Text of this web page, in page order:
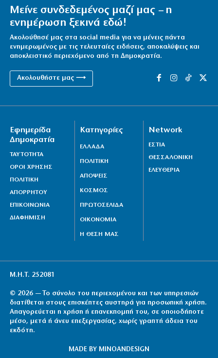
Μείνε συνδεδεμένος μαζί μας – η
ενημέρωση ξεκινά εδώ!
Ακολούθησέ μας στα social media για να μένεις πάντα
ενημερωμένος με τις τελευταίες ειδήσεις, αποκαλύψεις και
αποκλειστικό περιεχόμενο από τη Δημοκρατία.
Ακολουθήστε μας ⟶
Εφημερίδα
Δημοκρατία
ΤΑΥΤΟΤΗΤΑ
ΟΡΟΙ ΧΡΗΣΗΣ
ΠΟΛΙΤΙΚΗ
ΑΠΟΡΡΗΤΟΥ
ΕΠΙΚΟΙΝΩΝΙΑ
ΔΙΑΦΗΜΙΣΗ
Κατηγορίες
ΕΛΛΑΔΑ
ΠΟΛΙΤΙΚΗ
ΑΠΟΨΕΙΣ
ΚΟΣΜΟΣ
ΠΡΩΤΟΣΕΛΙΔΑ
ΟΙΚΟΝΟΜΙΑ
Η ΘΕΣΗ ΜΑΣ
Network
ΕΣΤΙΑ
ΘΕΣΣΑΛΟΝΙΚΗ
ΕΛΕΥΘΕΡΙΑ
Μ.Η.Τ. 252081
© 2026 — Το σύνολο του περιεχομένου και των υπηρεσιών
διατίθεται στους επισκέπτες αυστηρά για προσωπική χρήση.
Απαγορεύεται η χρήση ή επανεκπομπή του, σε οποιοδήποτε
μέσο, μετά ή άνευ επεξεργασίας, χωρίς γραπτή άδεια του
εκδότη.
MADE BY MINOANDESIGN